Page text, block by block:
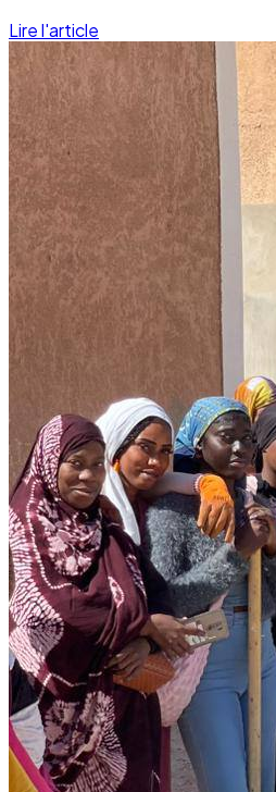
Citoyenneté
20 November 2025
Projet Parcours Citoyen :
reboisement d’arbres
Lire l'article
Immersion Visuelle
Galerie Photos